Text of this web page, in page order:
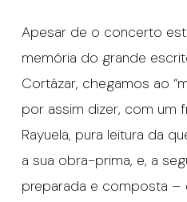
Apesar de o concerto
memória do grande
Cortázar, chegamos ao
por assim dizer, com um
Rayuela, pura leitura da
a sua obra-prima, e, a
preparada e composta –